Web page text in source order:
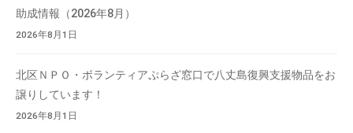
助成情報（2026年8月）
2026年8月1日
北区ＮＰＯ・ボランティアぷらざ窓口で八丈島復興支援物品をお
譲りしています！
2026年8月1日